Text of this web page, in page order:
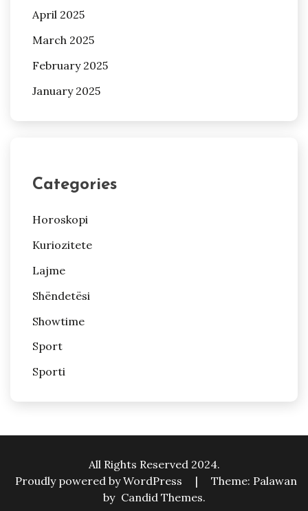
April 2025
March 2025
February 2025
January 2025
Categories
Horoskopi
Kuriozitete
Lajme
Shëndetësi
Showtime
Sport
Sporti
All Rights Reserved 2024.
Proudly powered by WordPress
|
Theme: Palawan
by Candid Themes.